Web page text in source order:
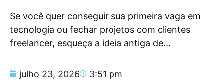
Se você quer conseguir sua primeira vaga em
tecnologia ou fechar projetos com clientes
freelancer, esqueça a ideia antiga de...
julho 23, 2026 3:51 pm